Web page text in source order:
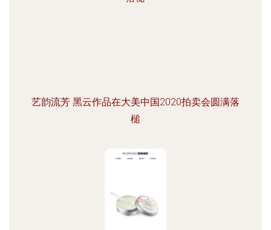
艺韵流芳 黑云作品在大美中国2020拍卖会圆满落
槌